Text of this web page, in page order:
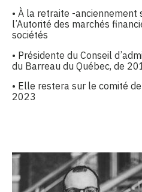
• À la retraite -anciennement
l’Autorité des marchés
sociétés
• Présidente du Conseil
du Barreau du Québec, de
• Elle restera sur le comité
2023